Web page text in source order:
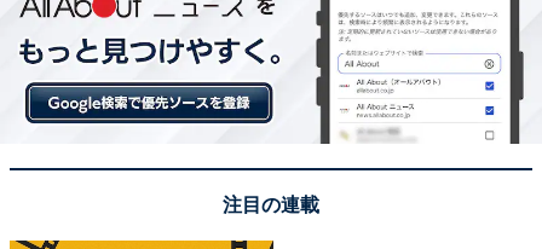
注目の連載